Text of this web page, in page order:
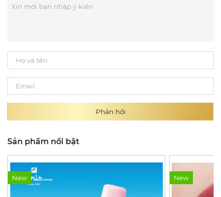
Phản hồi
Sản phẩm nổi bật
New New